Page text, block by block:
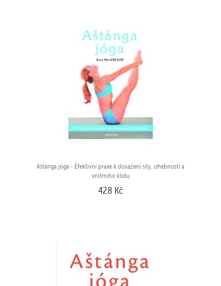
Aštánga jóga - Efektivní praxe k dosažení síly, ohebnosti a
vnitřního klidu
428 Kč